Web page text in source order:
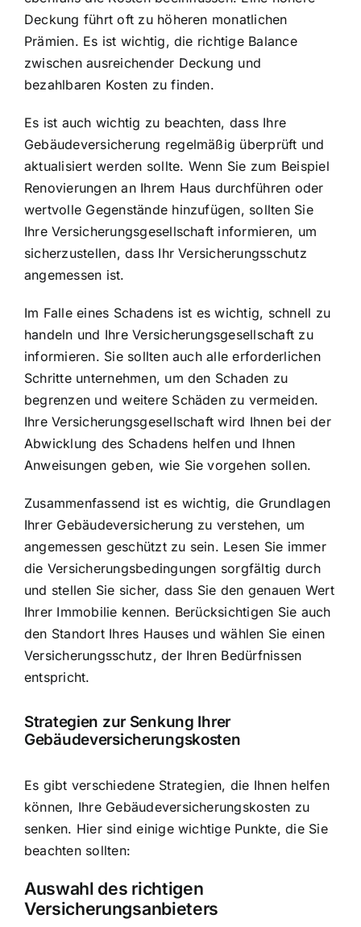
Deckung führt oft zu höheren monatlichen
Prämien. Es ist wichtig, die richtige Balance
zwischen ausreichender Deckung und
bezahlbaren Kosten zu finden.
Es ist auch wichtig zu beachten, dass Ihre
Gebäudeversicherung regelmäßig überprüft und
aktualisiert werden sollte. Wenn Sie zum Beispiel
Renovierungen an Ihrem Haus durchführen oder
wertvolle Gegenstände hinzufügen, sollten Sie
Ihre Versicherungsgesellschaft informieren, um
sicherzustellen, dass Ihr Versicherungsschutz
angemessen ist.
Im Falle eines Schadens ist es wichtig, schnell zu
handeln und Ihre Versicherungsgesellschaft zu
informieren. Sie sollten auch alle erforderlichen
Schritte unternehmen, um den Schaden zu
begrenzen und weitere Schäden zu vermeiden.
Ihre Versicherungsgesellschaft wird Ihnen bei der
Abwicklung des Schadens helfen und Ihnen
Anweisungen geben, wie Sie vorgehen sollen.
Zusammenfassend ist es wichtig, die Grundlagen
Ihrer Gebäudeversicherung zu verstehen, um
angemessen geschützt zu sein. Lesen Sie immer
die Versicherungsbedingungen sorgfältig durch
und stellen Sie sicher, dass Sie den genauen Wert
Ihrer Immobilie kennen. Berücksichtigen Sie auch
den Standort Ihres Hauses und wählen Sie einen
Versicherungsschutz, der Ihren Bedürfnissen
entspricht.
Strategien zur Senkung Ihrer
Gebäudeversicherungskosten
Es gibt verschiedene Strategien, die Ihnen helfen
können, Ihre Gebäudeversicherungskosten zu
senken. Hier sind einige wichtige Punkte, die Sie
beachten sollten:
Auswahl des richtigen
Versicherungsanbieters